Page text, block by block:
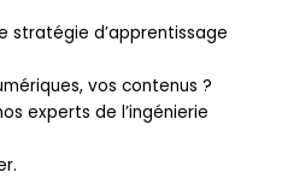
stratégie d’apprentissage
vos contenus ?
experts de l’ingénierie